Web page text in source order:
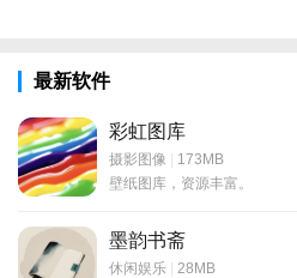
最新软件
彩虹图库
摄影图像 | 173MB
壁纸图库，资源丰富。
墨韵书斋
休闲娱乐 | 28MB